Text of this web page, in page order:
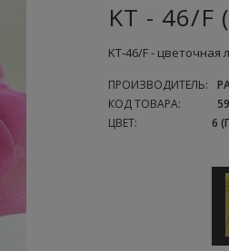
KT - 46/
KT-46/F -
ПРОИЗВОДИТЕЛЬ:
КОД ТОВАРА:
ЦВЕТ:
6